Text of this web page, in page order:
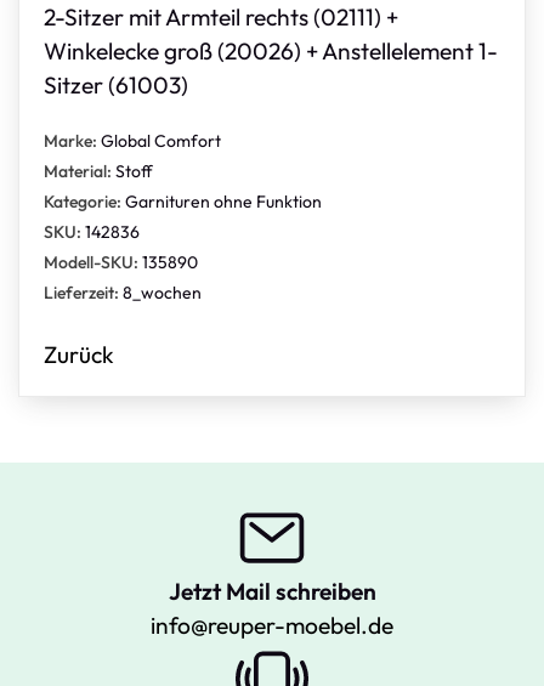
2-Sitzer mit Armteil rechts (02111) +
Winkelecke groß (20026) + Anstellelement 1-
Sitzer (61003)
Marke: Global Comfort
Material: Stoff
Kategorie: Garnituren ohne Funktion
SKU: 142836
Modell-SKU: 135890
Lieferzeit: 8_wochen
Zurück
Jetzt Mail schreiben
info@reuper-moebel.de